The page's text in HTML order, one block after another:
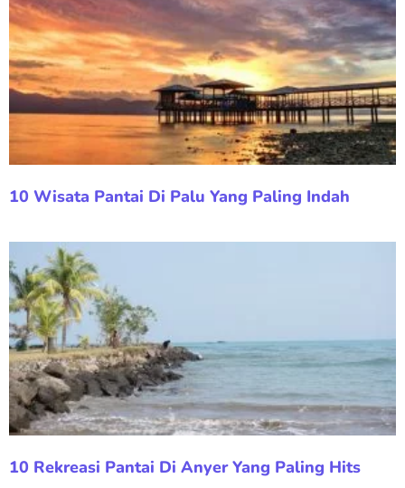
10 Wisata Pantai Di Palu Yang Paling Indah
10 Rekreasi Pantai Di Anyer Yang Paling Hits